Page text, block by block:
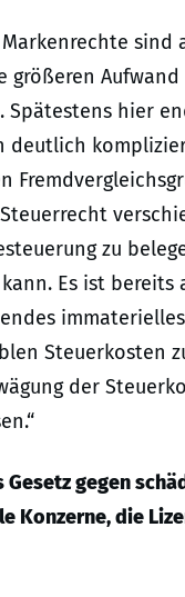
hier
zu
Es ist bereits
Steuerkosten
der
Gesetz gegen
die